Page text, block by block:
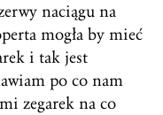
naciągu na
mogła by mieć
i tak jest
po co nam
zegarek na co